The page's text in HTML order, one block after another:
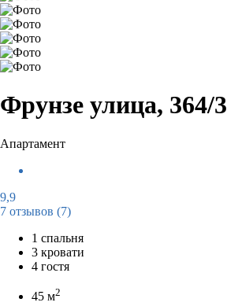
Фрунзе улица, 364/3
Апартамент
9,9
7 отзывов (7)
1 спальня
3 кровати
4 гостя
45 м2